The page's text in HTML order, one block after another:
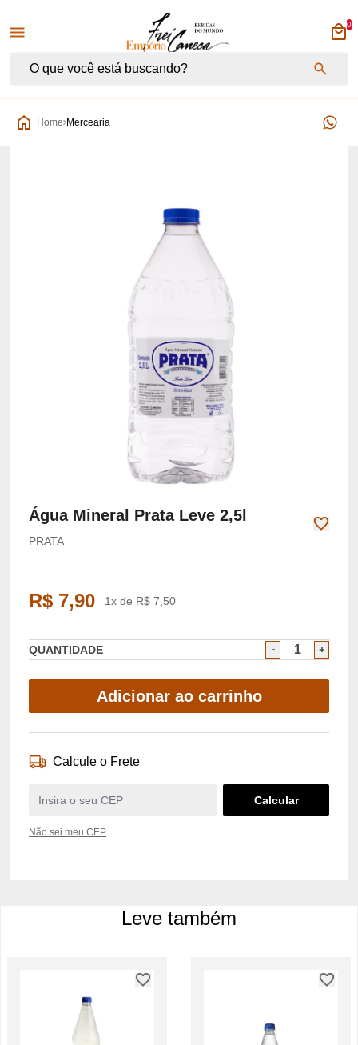
Empório Frei Caneca
0
Home Mercearia
Água Mineral Prata Leve 2,5l
PRATA
R$ 7,90 1x de R$ 7,50
QUANTIDADE
Adicionar ao carrinho
Calcule o Frete
Não sei meu CEP
Leve também